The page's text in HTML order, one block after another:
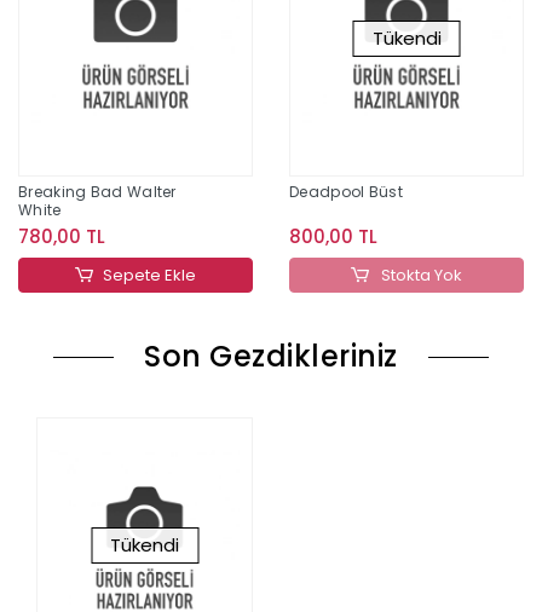
Breaking Bad Walter
White
780,00 TL
Sepete Ekle
Tükendi
Deadpool Büst
800,00 TL
Stokta Yok
Son Gezdikleriniz
Tükendi